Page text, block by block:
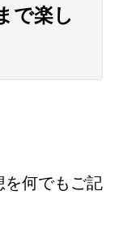
で楽し
を何でもご記